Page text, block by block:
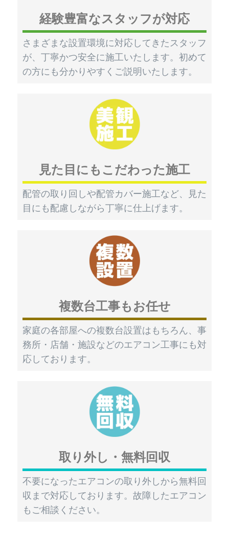
経験豊富なスタッフが対応
さまざまな設置環境に対応してきたスタッフ
が、丁寧かつ安全に施工いたします。初めて
の方にも分かりやすくご説明いたします。
見た目にもこだわった施工
配管の取り回しや配管カバー施工など、見た
目にも配慮しながら丁寧に仕上げます。
複数台工事もお任せ
家庭の各部屋への複数台設置はもちろん、事
務所・店舗・施設などのエアコン工事にも対
応しております。
取り外し・無料回収
不要になったエアコンの取り外しから無料回
収まで対応しております。故障したエアコン
もご相談ください。